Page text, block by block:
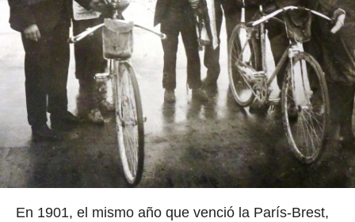
En 1901, el mismo año que venció la París-Brest,